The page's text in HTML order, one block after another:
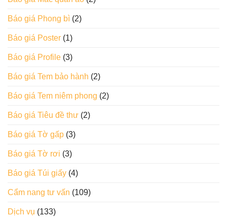
Báo giá Phong bì (2)
Báo giá Poster (1)
Báo giá Profile (3)
Báo giá Tem bảo hành (2)
Báo giá Tem niêm phong (2)
Báo giá Tiêu đề thư (2)
Báo giá Tờ gấp (3)
Báo giá Tờ rơi (3)
Báo giá Túi giấy (4)
Cẩm nang tư vấn (109)
Dịch vụ (133)